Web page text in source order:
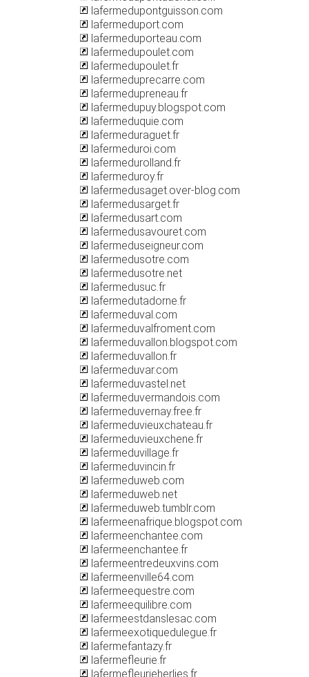
lafermedupontguisson.com
lafermeduport.com
lafermeduporteau.com
lafermedupoulet.com
lafermedupoulet.fr
lafermeduprecarre.com
lafermedupreneau.fr
lafermedupuy.blogspot.com
lafermeduquie.com
lafermeduraguet.fr
lafermeduroi.com
lafermedurolland.fr
lafermeduroy.fr
lafermedusaget.over-blog.com
lafermedusarget.fr
lafermedusart.com
lafermedusavouret.com
lafermeduseigneur.com
lafermedusotre.com
lafermedusotre.net
lafermedusuc.fr
lafermedutadorne.fr
lafermeduval.com
lafermeduvalfroment.com
lafermeduvallon.blogspot.com
lafermeduvallon.fr
lafermeduvar.com
lafermeduvastel.net
lafermeduvermandois.com
lafermeduvernay.free.fr
lafermeduvieuxchateau.fr
lafermeduvieuxchene.fr
lafermeduvillage.fr
lafermeduvincin.fr
lafermeduweb.com
lafermeduweb.net
lafermeduweb.tumblr.com
lafermeenafrique.blogspot.com
lafermeenchantee.com
lafermeenchantee.fr
lafermeentredeuxvins.com
lafermeenville64.com
lafermeequestre.com
lafermeequilibre.com
lafermeestdanslesac.com
lafermeexotiquedulegue.fr
lafermefantazy.fr
lafermefleurie.fr
lafermefleurieherlies.fr